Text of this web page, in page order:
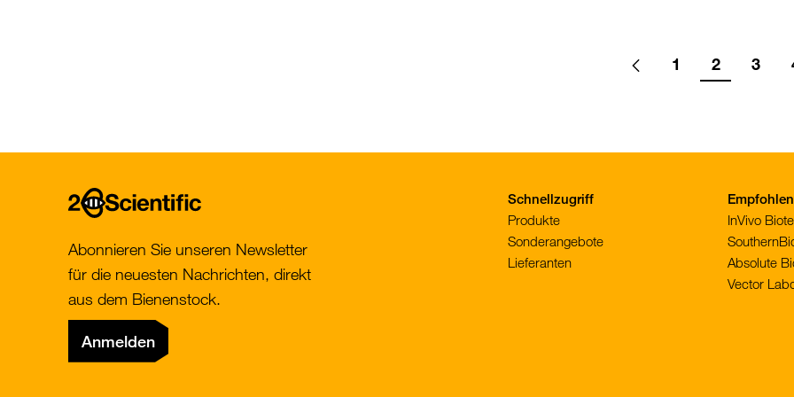
Go
Previous
page
Go
1
Go
to
2
Go
3
Home
Abonnieren Sie unseren Newsletter
für die neuesten Nachrichten, direkt
aus dem Bienenstock.
Anmelden
Schnellzugriff
Produkte
Sonderangebote
Lieferanten
InVivo
Absolute
Vector